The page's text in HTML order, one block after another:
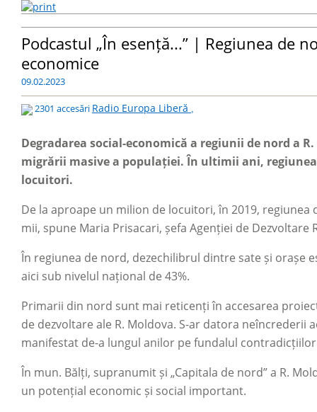
Podcastul „În esență...” | Regiunea de
economice
09.02.2023
2301 accesări Radio Europa Liberă ,
Degradarea social-economică a regiunii de nord a
migrării masive a populației. În ultimii ani,
locuitori.
De la aproape un milion de locuitori, în 2019,
mii, spune Maria Prisacari, șefa Agenției de Dezvoltare
În regiunea de nord, dezechilibrul dintre sate și orașe
aici sub nivelul național de 43%.
Primarii din nord sunt mai reticenți în accesarea
de dezvoltare ale R. Moldova. S-ar datora
manifestat de-a lungul anilor pe fundalul
În mun. Bălți, supranumit și „Capitala de nord” a R.
un potențial economic și social important.